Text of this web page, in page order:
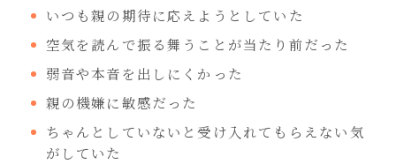
いつも親の期待に応えようとしていた
空気を読んで振る舞うことが当たり前だった
弱音や本音を出しにくかった
親の機嫌に敏感だった
ちゃんとしていないと受け入れてもらえない気
がしていた